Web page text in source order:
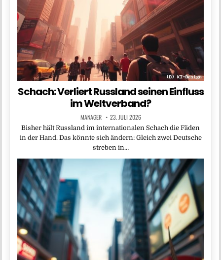
Schach: Verliert Russland seinen Einfluss
im Weltverband?
MANAGER 23. JULI 2026
Bisher hält Russland im internationalen Schach die Fäden
in der Hand. Das könnte sich ändern: Gleich zwei Deutsche
streben in…